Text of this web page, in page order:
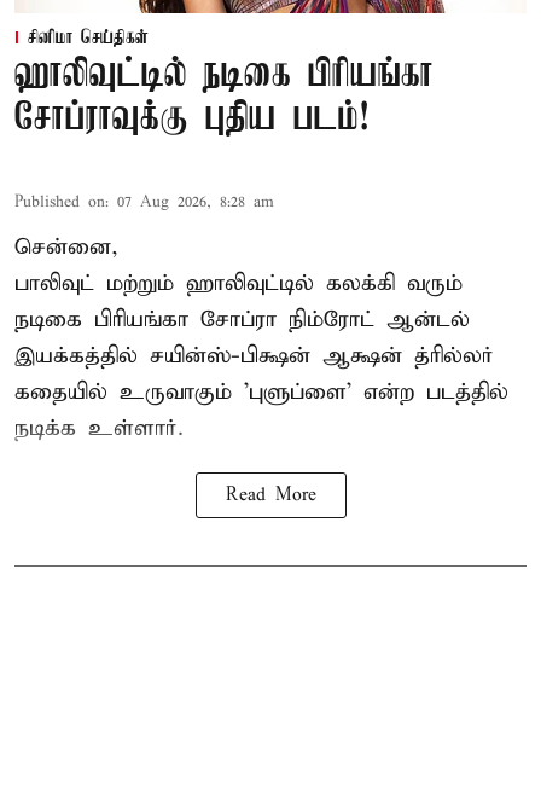
சினிமா செய்திகள்
ஹாலிவுட்டில் நடிகை பிரியங்கா
சோப்ராவுக்கு புதிய படம்!
Published on: 07 Aug 2026, 8:28 am
சென்னை,
பாலிவுட் மற்றும் ஹாலிவுட்டில் கலக்கி வரும்
நடிகை பிரியங்கா சோப்ரா நிம்ரோட் ஆன்டல்
இயக்கத்தில் சயின்ஸ்-பிக்ஷன் ஆக்ஷன் த்ரில்லர்
கதையில் உருவாகும் 'புளுப்ளை' என்ற படத்தில்
நடிக்க உள்ளார்.
Read More